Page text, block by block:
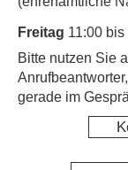
Freitag 11:00
​Bitte nutzen Sie
gerade im